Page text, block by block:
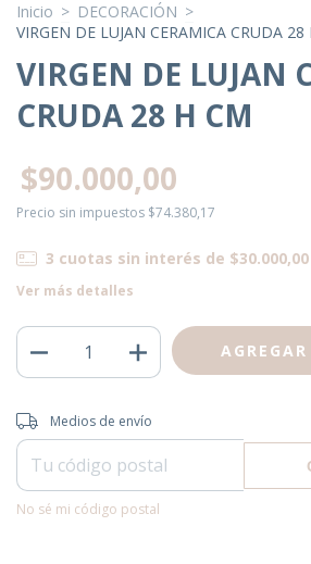
Inicio > DECORACIÓN >
VIRGEN DE LUJAN CERAMICA CRUDA 28
VIRGEN DE LUJAN
CRUDA 28 H CM
$90.000,00
Precio sin impuestos $74.380,17
3 cuotas sin interés de $30.000,00
Ver más detalles
Entregas para el CP:
Medios de envío
No sé mi código postal